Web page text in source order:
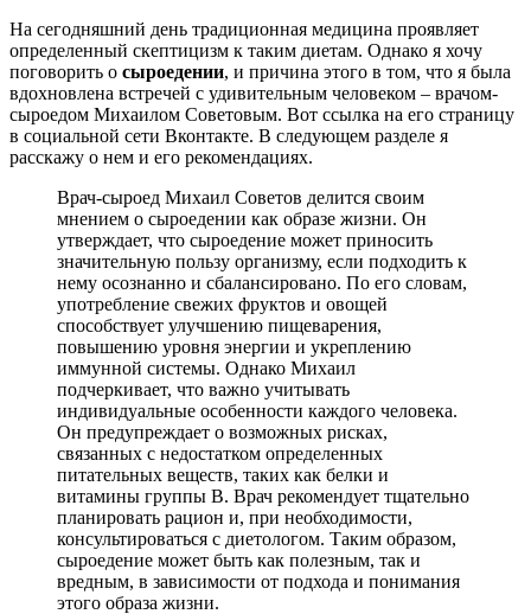
На сегодняшний день традиционная медицина проявляет
определенный скептицизм к таким диетам. Однако я хочу
поговорить о сыроедении, и причина этого в том, что я была
вдохновлена встречей с удивительным человеком – врачом-
сыроедом Михаилом Советовым. Вот ссылка на его страницу
в социальной сети Вконтакте. В следующем разделе я
расскажу о нем и его рекомендациях.
Врач-сыроед Михаил Советов делится своим
мнением о сыроедении как образе жизни. Он
утверждает, что сыроедение может приносить
значительную пользу организму, если подходить к
нему осознанно и сбалансировано. По его словам,
употребление свежих фруктов и овощей
способствует улучшению пищеварения,
повышению уровня энергии и укреплению
иммунной системы. Однако Михаил
подчеркивает, что важно учитывать
индивидуальные особенности каждого человека.
Он предупреждает о возможных рисках,
связанных с недостатком определенных
питательных веществ, таких как белки и
витамины группы B. Врач рекомендует тщательно
планировать рацион и, при необходимости,
консультироваться с диетологом. Таким образом,
сыроедение может быть как полезным, так и
вредным, в зависимости от подхода и понимания
этого образа жизни.